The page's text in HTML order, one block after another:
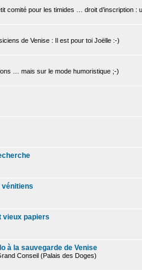
comité pour les timides … droit d’inscription :
de Venise : Il est pour toi Joëlle :-)
… mais sur le mode humoristique ;-)
vieux papiers
à la sauvegarde de Venise
Conseil (Palais des Doges)